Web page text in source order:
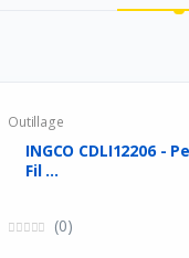
Outillage
INGCO CDLI12206 -
Fil ...
(0)